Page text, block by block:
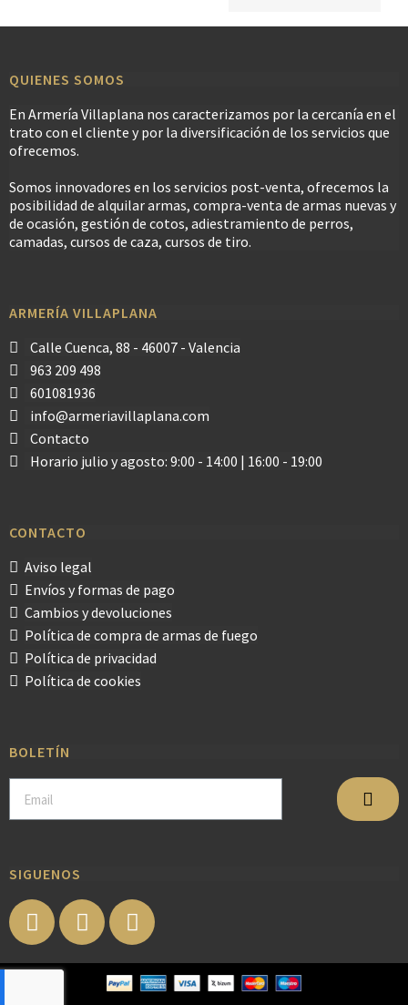
QUIENES SOMOS
En Armería Villaplana nos caracterizamos por la cercanía en el
trato con el cliente y por la diversificación de los servicios que
ofrecemos.
Somos innovadores en los servicios post-venta, ofrecemos la
posibilidad de alquilar armas, compra-venta de armas nuevas y
de ocasión, gestión de cotos, adiestramiento de perros,
camadas, cursos de caza, cursos de tiro.
ARMERÍA VILLAPLANA
Calle Cuenca, 88 - 46007 - Valencia
963 209 498
601081936
info@armeriavillaplana.com
Contacto
Horario julio y agosto: 9:00 - 14:00 | 16:00 - 19:00
CONTACTO
Aviso legal
Envíos y formas de pago
Cambios y devoluciones
Política de compra de armas de fuego
Política de privacidad
Política de cookies
BOLETÍN
SIGUENOS